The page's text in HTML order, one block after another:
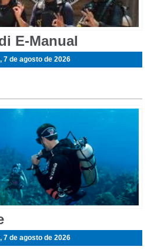
E-Manual
7 de agosto de 2026
7 de agosto de 2026